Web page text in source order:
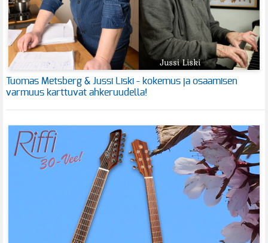
Tuomas Metsberg & Jussi Liski - kokemus ja osaamisen
varmuus karttuvat ahkeruudella!